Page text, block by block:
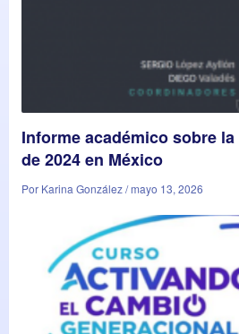
Informe académico sobre
de 2024 en México
Por Karina González / mayo 13, 2026